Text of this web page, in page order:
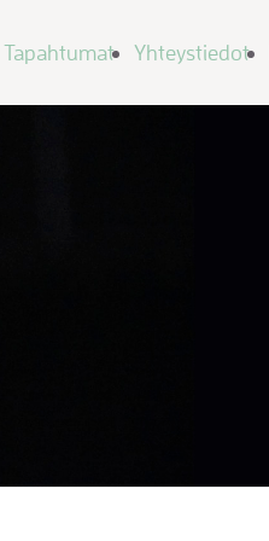
Tapahtumat Yhteystiedot